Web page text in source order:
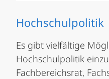
Hochschulpolitik
Es gibt vielfältige
Hochschulpolitik
Fachbereichsrat,